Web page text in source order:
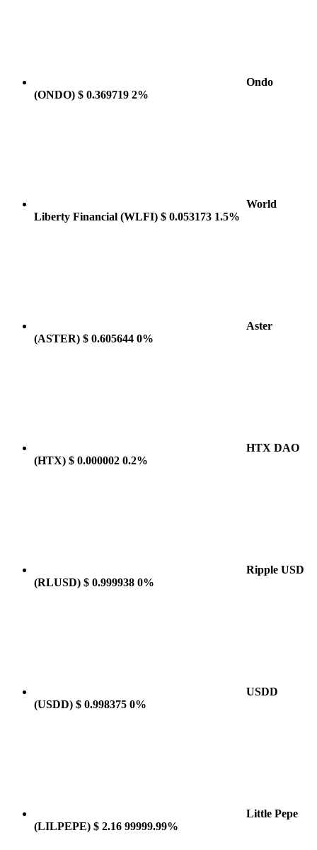
Ondo
(ONDO) $ 0.369719 2%
World
Liberty Financial (WLFI) $ 0.053173 1.5%
Aster
(ASTER) $ 0.605644 0%
HTX DAO
(HTX) $ 0.000002 0.2%
Ripple USD
(RLUSD) $ 0.999938 0%
USDD
(USDD) $ 0.998375 0%
Little Pepe
(LILPEPE) $ 2.16 99999.99%